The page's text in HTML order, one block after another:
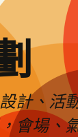
計、活
會場、